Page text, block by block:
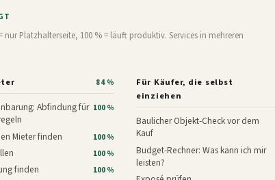
Platzhalterseite, 100 % = läuft produktiv. Services in mehreren
84 %
Abfindung für 100 %
Mieter finden 100 %
100 %
finden 100 %
Für Käufer, die selbst
einziehen
Baulicher Objekt-Check vor dem
Kauf
Budget-Rechner: Was kann ich mir
leisten?